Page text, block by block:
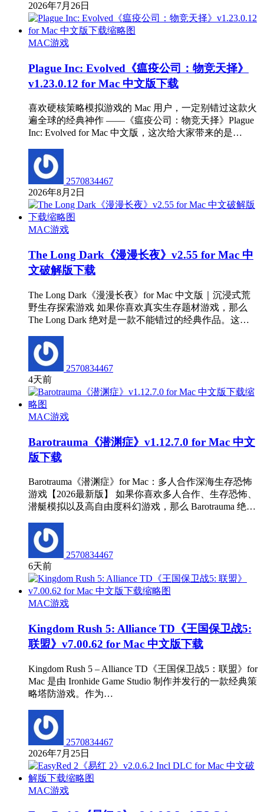
2026年7月26日
MAC游戏
Plague Inc: Evolved《瘟疫公司：物竞天择》
v1.23.0.12 for Mac 中文版下载
喜欢硬核策略模拟游戏的 Mac 用户，一定别错过这款火
遍全球的经典神作 ——《瘟疫公司：物竞天择》Plague
Inc: Evolved for Mac 中文版，这次给大家带来的是…
2570834467
2026年8月2日
MAC游戏
The Long Dark《漫漫长夜》v2.55 for Mac 中
文破解版下载
The Long Dark《漫漫长夜》for Mac 中文版｜沉浸式荒
野生存探索游戏 如果你喜欢真实生存题材游戏，那么
The Long Dark 绝对是一款不能错过的经典作品。这…
2570834467
4天前
MAC游戏
Barotrauma《潜渊症》v1.12.7.0 for Mac 中文
版下载
Barotrauma《潜渊症》for Mac：多人合作深海生存恐怖
游戏【2026最新版】 如果你喜欢多人合作、生存恐怖、
潜艇模拟以及高自由度科幻游戏，那么 Barotrauma 绝…
2570834467
6天前
MAC游戏
Kingdom Rush 5: Alliance TD《王国保卫战5:
联盟》v7.00.62 for Mac 中文版下载
Kingdom Rush 5 – Alliance TD《王国保卫战5：联盟》for
Mac 是由 Ironhide Game Studio 制作并发行的一款经典策
略塔防游戏。作为…
2570834467
2026年7月25日
MAC游戏